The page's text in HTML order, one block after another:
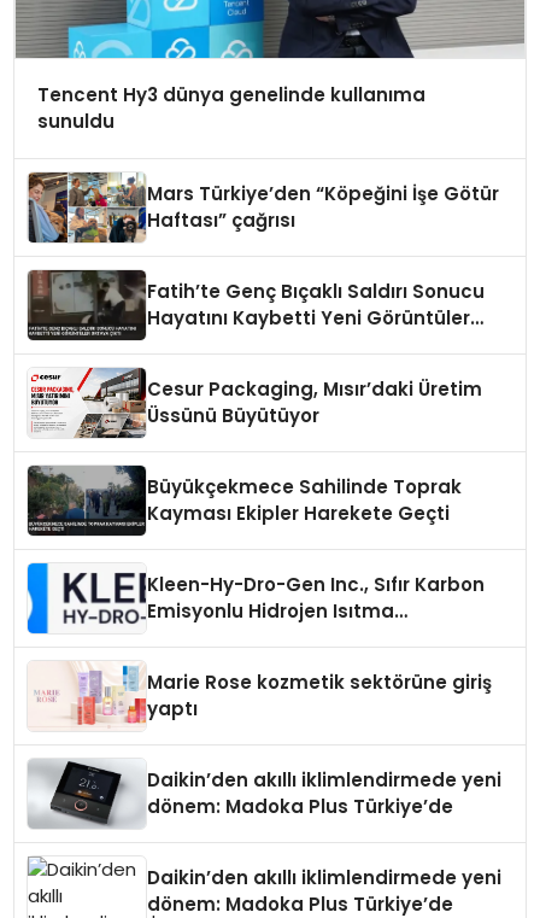
Tencent Hy3 dünya genelinde kullanıma
sunuldu
Mars Türkiye’den “Köpeğini İşe Götür
Haftası” çağrısı
Fatih’te Genç Bıçaklı Saldırı Sonucu
Hayatını Kaybetti Yeni Görüntüler
Cesur Packaging, Mısır’daki Üretim
Üssünü Büyütüyor
Büyükçekmece Sahilinde Toprak
Kayması Ekipler Harekete Geçti
Kleen-Hy-Dro-Gen Inc., Sıfır Karbon
Emisyonlu Hidrojen Isıtma
Marie Rose kozmetik sektörüne giriş
yaptı
Daikin’den akıllı iklimlendirmede yeni
dönem: Madoka Plus Türkiye’de
Daikin’den akıllı iklimlendirmede yeni
dönem: Madoka Plus Türkiye’de